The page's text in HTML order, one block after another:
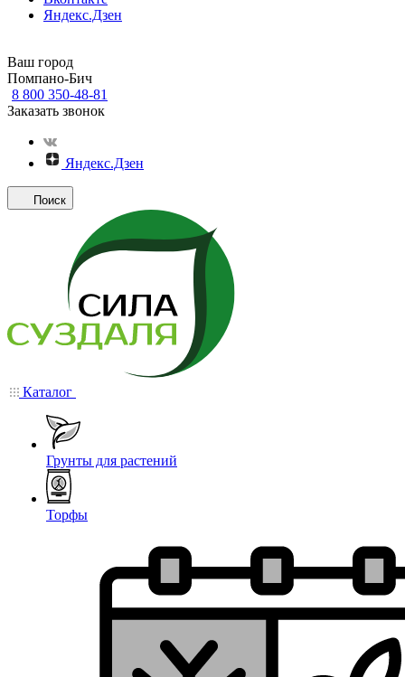
Яндекс.Дзен
Ваш город
Помпано-Бич
8 800 350-48-81
Заказать звонок
Яндекс.Дзен
Поиск
Каталог
Грунты для растений
Торфы